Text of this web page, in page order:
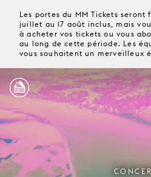
Les portes du MM Tickets seront
juillet au 17 août inclus, mais
à acheter vos tickets ou vous
au long de cette période. Les
vous souhaitent un merveilleux